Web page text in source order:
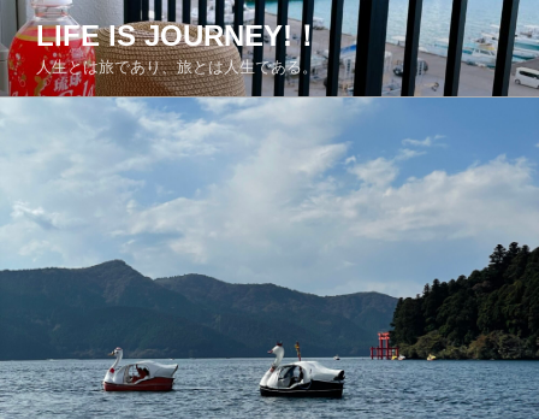
コ
ン
テ
ン
ツ
キ
プ
LIFE IS JOURNEY!！
人生とは旅であり、旅とは人生である。